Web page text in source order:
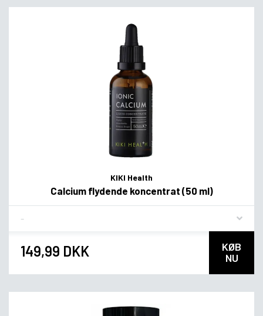
KIKI Health
Calcium flydende koncentrat (50 ml)
149,99 DKK
KØB
NU